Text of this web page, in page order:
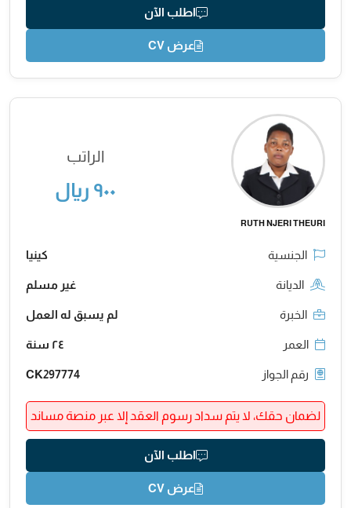
اطلب الآن
عرض CV
RUTH NJERI THEURI
الراتب
٩٠٠ ريال
الجنسية كينيا
الديانة غير مسلم
الخبرة لم يسبق له العمل
العمر ٢٤ سنة
رقم الجواز CK297774
لضمان حقك، لا يتم سداد رسوم العقد إلا عبر منصة مساند
اطلب الآن
عرض CV